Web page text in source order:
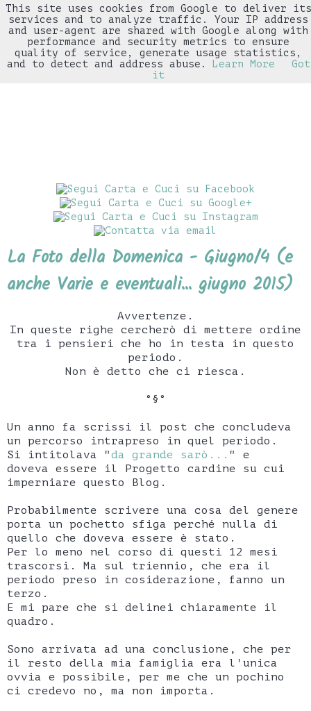
▼
La Foto della Domenica - Giugno/4 (e
anche Varie e eventuali... giugno 2015)
Avvertenze.
In queste righe cercherò di mettere ordine
tra i pensieri che ho in testa in questo
periodo.
Non è detto che ci riesca.
°§°
Un anno fa scrissi il post che concludeva
un percorso intrapreso in quel periodo.
Si intitolava "da grande sarò... " e
doveva essere il Progetto cardine su cui
imperniare questo Blog.
Probabilmente scrivere una cosa del genere
porta un pochetto sfiga perché nulla di
quello che doveva essere è stato.
Per lo meno nel corso di questi 12 mesi
trascorsi. Ma sul triennio, che era il
periodo preso in cosiderazione, fanno un
terzo.
E mi pare che si delinei chiaramente il
quadro.
Sono arrivata ad una conclusione, che per
il resto della mia famiglia era l'unica
ovvia e possibile, per me che un pochino
ci credevo no, ma non importa.
This site uses cookies from Google to deliver its
services and to analyze traffic. Your IP address
and user-agent are shared with Google along with
performance and security metrics to ensure
quality of service, generate usage statistics,
and to detect and address abuse.
Learn More
Got
it